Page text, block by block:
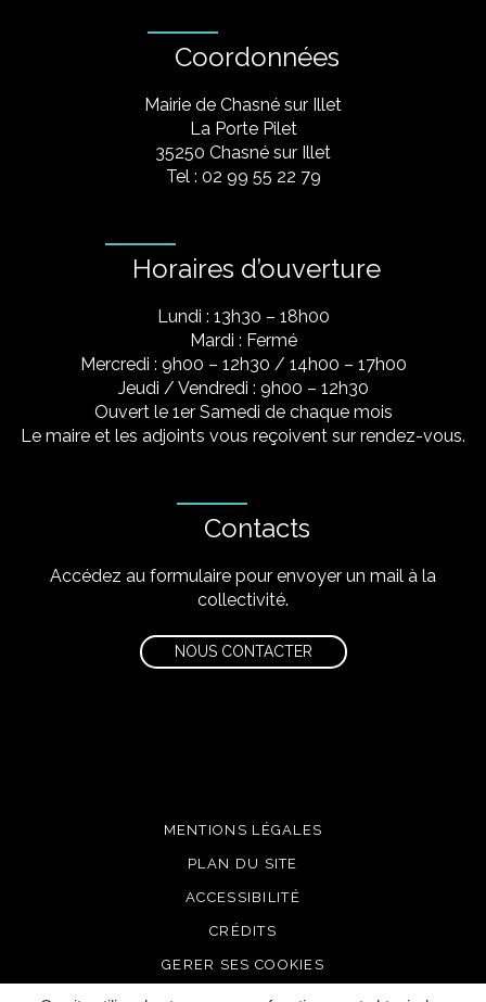
Coordonnées
Mairie de Chasné sur Illet
La Porte Pilet
35250 Chasné sur Illet
Tel : 02 99 55 22 79
Horaires d’ouverture
Lundi : 13h30 – 18h00
Mardi : Fermé
Mercredi : 9h00 – 12h30 / 14h00 – 17h00
Jeudi / Vendredi : 9h00 – 12h30
Ouvert le 1er Samedi de chaque mois
Le maire et les adjoints vous reçoivent sur rendez-vous.
Contacts
Accédez au formulaire pour envoyer un mail à la
collectivité.
NOUS CONTACTER
MENTIONS LÉGALES
PLAN DU SITE
ACCESSIBILITÉ
CRÉDITS
GERER SES COOKIES